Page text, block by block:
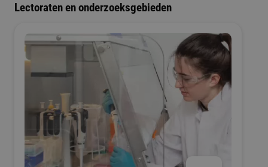
Lectoraten en onderzoeksgebieden